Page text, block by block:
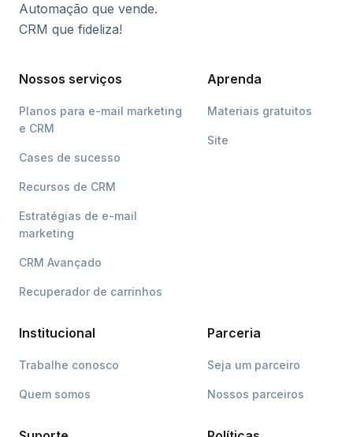
Automação que vende.
CRM que fideliza!
Nossos serviços
Planos para e-mail marketing
e CRM
Cases de sucesso
Recursos de CRM
Estratégias de e-mail
marketing
CRM Avançado
Recuperador de carrinhos
Aprenda
Materiais gratuitos
Site
Institucional
Trabalhe conosco
Quem somos
Parceria
Seja um parceiro
Nossos parceiros